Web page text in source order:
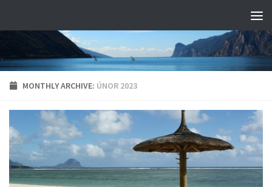
MONTHLY ARCHIVE: ÚNOR 2023